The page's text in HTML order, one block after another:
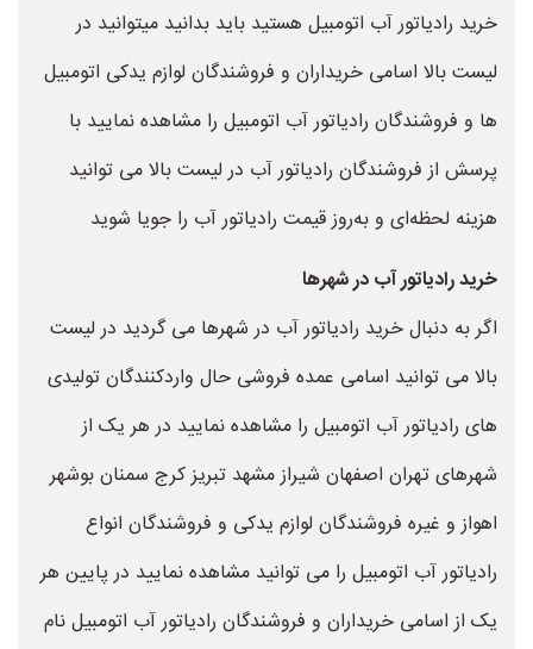
خرید رادیاتور آب اتومبیل هستید باید بدانید میتوانید در
لیست بالا اسامی خریداران و فروشندگان لوازم یدکی اتومبیل
ها و فروشندگان رادیاتور آب اتومبیل را مشاهده نمایید با
پرسش از فروشندگان رادیاتور آب در لیست بالا می توانید
هزینه لحظه‌ای و به‌روز قیمت رادیاتور آب را جویا شوید
خرید رادیاتور آب در شهرها
اگر به دنبال خرید رادیاتور آب در شهرها می گردید در لیست
بالا می توانید اسامی عمده فروشی حال واردکنندگان تولیدی
های رادیاتور آب اتومبیل را مشاهده نمایید در هر یک از
شهرهای تهران اصفهان شیراز مشهد تبریز کرج سمنان بوشهر
اهواز و غیره فروشندگان لوازم یدکی و فروشندگان انواع
رادیاتور آب اتومبیل را می توانید مشاهده نمایید در پایین هر
یک از اسامی خریداران و فروشندگان رادیاتور آب اتومبیل نام